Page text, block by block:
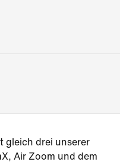
gleich drei unserer
Air Zoom und dem